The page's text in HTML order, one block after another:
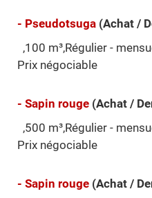
- Pseudotsuga (Achat /
,100 m³,Régulier -
Prix négociable
- Sapin rouge (Achat /
,500 m³,Régulier -
Prix négociable
- Sapin rouge (Achat /